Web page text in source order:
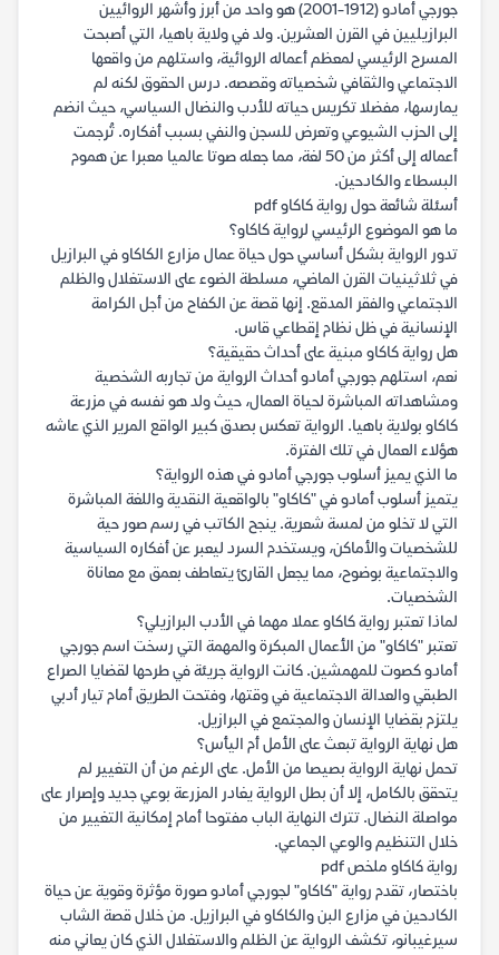
جورجي أمادو (1912-2001) هو واحد من أبرز وأشهر الروائيين
البرازيليين في القرن العشرين. ولد في ولاية باهيا، التي أصبحت
المسرح الرئيسي لمعظم أعماله الروائية، واستلهم من واقعها
الاجتماعي والثقافي شخصياته وقصصه. درس الحقوق لكنه لم
يمارسها، مفضلا تكريس حياته للأدب والنضال السياسي، حيث انضم
إلى الحزب الشيوعي وتعرض للسجن والنفي بسبب أفكاره. تُرجمت
أعماله إلى أكثر من 50 لغة، مما جعله صوتا عالميا معبرا عن هموم
البسطاء والكادحين.
أسئلة شائعة حول رواية كاكاو pdf
ما هو الموضوع الرئيسي لرواية كاكاو؟
تدور الرواية بشكل أساسي حول حياة عمال مزارع الكاكاو في البرازيل
في ثلاثينيات القرن الماضي، مسلطة الضوء على الاستغلال والظلم
الاجتماعي والفقر المدقع. إنها قصة عن الكفاح من أجل الكرامة
الإنسانية في ظل نظام إقطاعي قاس.
هل رواية كاكاو مبنية على أحداث حقيقية؟
نعم، استلهم جورجي أمادو أحداث الرواية من تجاربه الشخصية
ومشاهداته المباشرة لحياة العمال، حيث ولد هو نفسه في مزرعة
كاكاو بولاية باهيا. الرواية تعكس بصدق كبير الواقع المرير الذي عاشه
هؤلاء العمال في تلك الفترة.
ما الذي يميز أسلوب جورجي أمادو في هذه الرواية؟
يتميز أسلوب أمادو في "كاكاو" بالواقعية النقدية واللغة المباشرة
التي لا تخلو من لمسة شعرية. ينجح الكاتب في رسم صور حية
للشخصيات والأماكن، ويستخدم السرد ليعبر عن أفكاره السياسية
والاجتماعية بوضوح، مما يجعل القارئ يتعاطف بعمق مع معاناة
الشخصيات.
لماذا تعتبر رواية كاكاو عملا مهما في الأدب البرازيلي؟
تعتبر "كاكاو" من الأعمال المبكرة والمهمة التي رسخت اسم جورجي
أمادو كصوت للمهمشين. كانت الرواية جريئة في طرحها لقضايا الصراع
الطبقي والعدالة الاجتماعية في وقتها، وفتحت الطريق أمام تيار أدبي
يلتزم بقضايا الإنسان والمجتمع في البرازيل.
هل نهاية الرواية تبعث على الأمل أم اليأس؟
تحمل نهاية الرواية بصيصا من الأمل. على الرغم من أن التغيير لم
يتحقق بالكامل، إلا أن بطل الرواية يغادر المزرعة بوعي جديد وإصرار على
مواصلة النضال. تترك النهاية الباب مفتوحا أمام إمكانية التغيير من
خلال التنظيم والوعي الجماعي.
رواية كاكاو ملخص pdf
باختصار، تقدم رواية "كاكاو" لجورجي أمادو صورة مؤثرة وقوية عن حياة
الكادحين في مزارع البن والكاكاو في البرازيل. من خلال قصة الشاب
سيرغيبانو، تكشف الرواية عن الظلم والاستغلال الذي كان يعاني منه